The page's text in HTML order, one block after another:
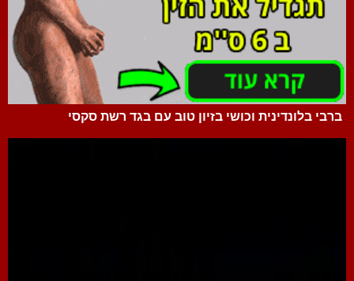
ברבי בלונדינית וכושי בזיון טוב עם בגד רשת סקסי